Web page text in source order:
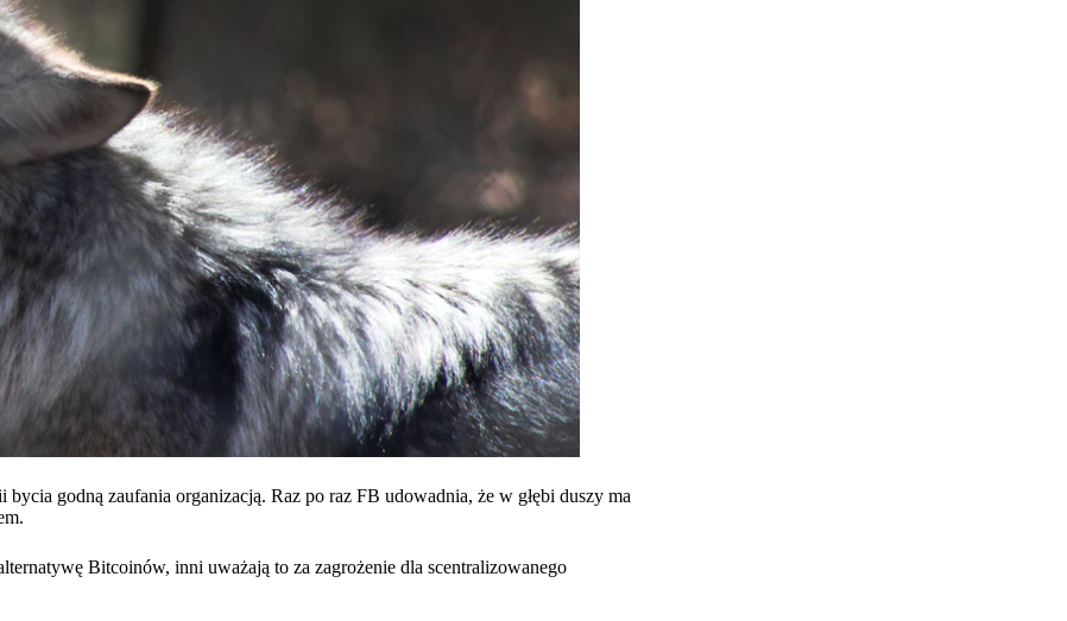
godną zaufania organizacją. Raz po raz FB udowadnia, że ​​w głębi duszy ma
Bitcoinów, inni uważają to za zagrożenie dla scentralizowanego